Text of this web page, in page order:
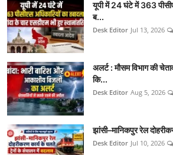
यूपी में 24 घंटे में 363
ब...
Desk Editor Jul 13, 2026
अलर्ट : मौसम विभाग की
कि...
Desk Editor Aug 5, 2026
झांसी–मानिकपुर रेल
Desk Editor Jul 10, 2026